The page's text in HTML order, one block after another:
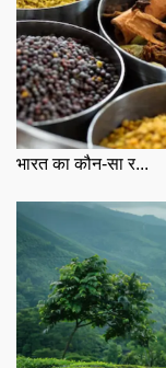
भारत का कौन-सा र...